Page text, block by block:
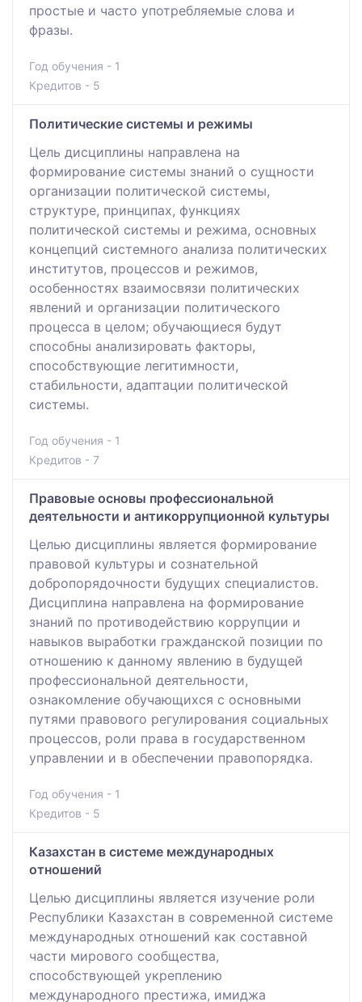
простые и часто употребляемые слова и
фразы.
Год обучения - 1
Кредитов - 5
Политические системы и режимы
Цель дисциплины направлена на
формирование системы знаний о сущности
организации политической системы,
структуре, принципах, функциях
политической системы и режима, основных
концепций системного анализа политических
институтов, процессов и режимов,
особенностях взаимосвязи политических
явлений и организации политического
процесса в целом; обучающиеся будут
способны анализировать факторы,
способствующие легитимности,
стабильности, адаптации политической
системы.
Год обучения - 1
Кредитов - 7
Правовые основы профессиональной
деятельности и антикоррупционной культуры
Целью дисциплины является формирование
правовой культуры и сознательной
добропорядочности будущих специалистов.
Дисциплина направлена на формирование
знаний по противодействию коррупции и
навыков выработки гражданской позиции по
отношению к данному явлению в будущей
профессиональной деятельности,
ознакомление обучающихся с основными
путями правового регулирования социальных
процессов, роли права в государственном
управлении и в обеспечении правопорядка.
Год обучения - 1
Кредитов - 5
Казахстан в системе международных
отношений
Целью дисциплины является изучение роли
Республики Казахстан в современной системе
международных отношений как составной
части мирового сообщества,
способствующей укреплению
международного престижа, имиджа